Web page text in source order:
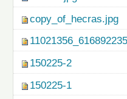
copy_of_hecras.jpg
150225-2
150225-1